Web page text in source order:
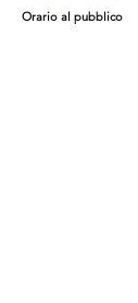
Orario al pubblico